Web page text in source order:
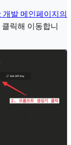
개발 메인페이지의
클릭해 이동합니